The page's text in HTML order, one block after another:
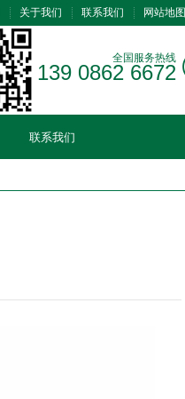
关于我们 联系我们 网站地图
全国服务热线
139 0862 6672
联系我们